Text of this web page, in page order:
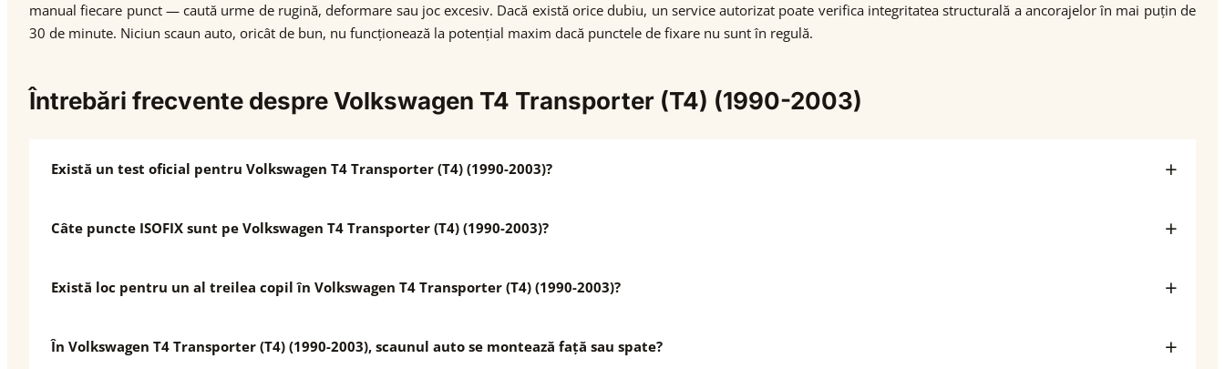
manual fiecare punct — caută urme de rugină, deformare sau joc excesiv. Dacă există orice dubiu, un service autorizat poate verifica integritatea structurală a ancorajelor în mai puțin de
30 de minute. Niciun scaun auto, oricât de bun, nu funcționează la potențial maxim dacă punctele de fixare nu sunt în regulă.
Întrebări frecvente despre Volkswagen T4 Transporter (T4) (1990-2003)
Există un test oficial pentru Volkswagen T4 Transporter (T4) (1990-2003)?
Câte puncte ISOFIX sunt pe Volkswagen T4 Transporter (T4) (1990-2003)?
Există loc pentru un al treilea copil în Volkswagen T4 Transporter (T4) (1990-2003)?
În Volkswagen T4 Transporter (T4) (1990-2003), scaunul auto se montează față sau spate?